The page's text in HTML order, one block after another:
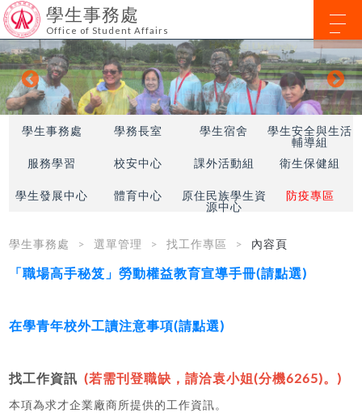
學生事務處
Office of Student Affairs
學生事務處 學務長室 學生宿舍
學生安全與生活
輔導組
服務學習
校安中心 課外活動組 衛生保健組
學生發展中心 體育中心
原住民族學生資
源中心
防疫專區
學生事務處 選單管理 找工作專區 內容頁
「職場高手秘笈」勞動權益教育宣導手冊(請點選)
在學青年校外工讀注意事項(請點選)
找工作資訊(若需刊登職缺，請洽袁小姐(分機6265)。)
本項為求才企業廠商所提供的工作資訊。